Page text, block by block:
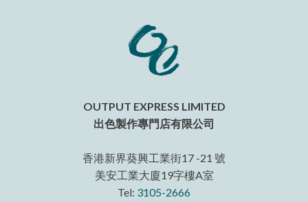
OUTPUT EXPRESS LIMITED
出色製作專門店有限公司
香港新界葵興工業街17 -21 號
美安工業大廈19字樓A室
Tel: 3105-2666